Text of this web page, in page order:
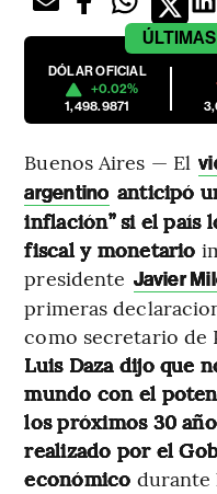
ÚLTIMAS
DÓLAR OFICIAL
+0.02%
1,498.9871
Buenos Aires — El
argentino anticipó
inflación” si el país
fiscal y monetario
presidente Javier
primeras
como secretario
Luis Daza dijo que
mundo con el
los próximos 30
realizado por el
económico durante